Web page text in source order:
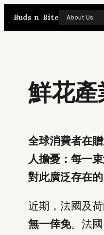
Buds n' Bite About Us
鮮花
全球消費者在
人擔憂：每一
對此廣泛存在
近期，法國及
無一倖免。法